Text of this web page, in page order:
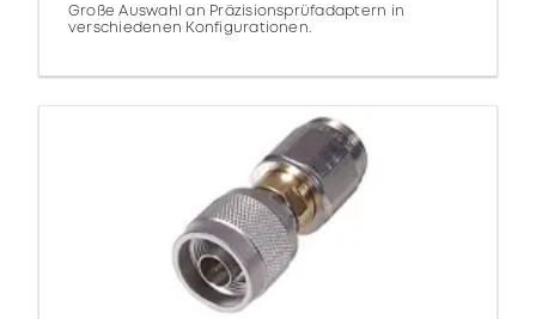
Große Auswahl an Präzisionsprüfadaptern in
verschiedenen Konfigurationen.